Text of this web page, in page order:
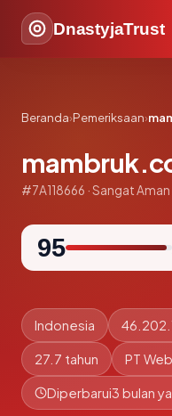
DnastyjaTrust
Beranda›Pemeriksaan›
#7A118666 · Sangat Aman
95
Indonesia
27.7 tahun PT
Diperbarui3 bulan